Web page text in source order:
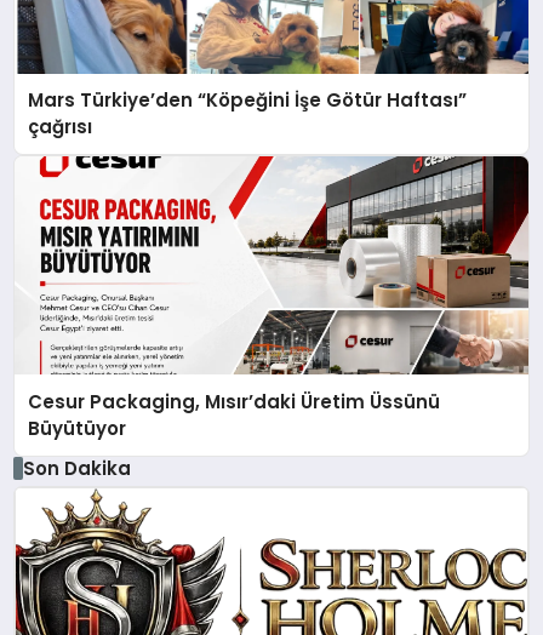
Mars Türkiye’den “Köpeğini İşe Götür Haftası”
çağrısı
Cesur Packaging, Mısır’daki Üretim Üssünü
Büyütüyor
Son Dakika